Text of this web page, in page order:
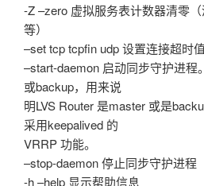
-Z –zero 虚拟服务表计数器清零
等）
–set tcp tcpfin udp 设置连接超时值
–start-daemon 启动同步守护进程
或backup，用来说
明LVS Router 是master 或是
采用keepalived 的
VRRP 功能。
–stop-daemon 停止同步守护进程
-h –help 显示帮助信息